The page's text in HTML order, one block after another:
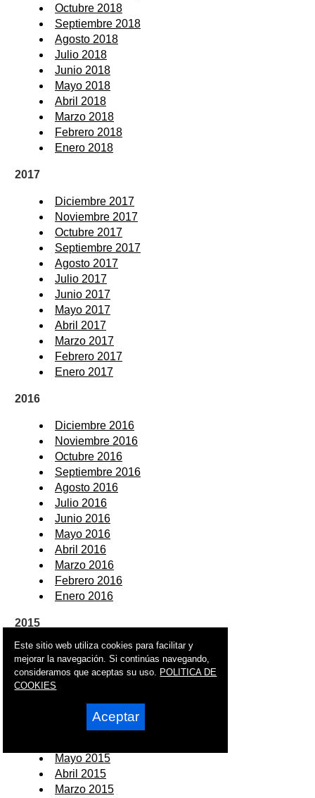
Octubre 2018
Septiembre 2018
Agosto 2018
Julio 2018
Junio 2018
Mayo 2018
Abril 2018
Marzo 2018
Febrero 2018
Enero 2018
2017
Diciembre 2017
Noviembre 2017
Octubre 2017
Septiembre 2017
Agosto 2017
Julio 2017
Junio 2017
Mayo 2017
Abril 2017
Marzo 2017
Febrero 2017
Enero 2017
2016
Diciembre 2016
Noviembre 2016
Octubre 2016
Septiembre 2016
Agosto 2016
Julio 2016
Junio 2016
Mayo 2016
Abril 2016
Marzo 2016
Febrero 2016
Enero 2016
2015
Diciembre 2015
Noviembre 2015
Octubre 2015
Agosto 2015
Mayo 2015
Abril 2015
Marzo 2015
Este sitio web utiliza cookies para facilitar y
mejorar la navegación. Si continúas navegando,
consideramos que aceptas su uso. POLITICA DE
COOKIES
Aceptar